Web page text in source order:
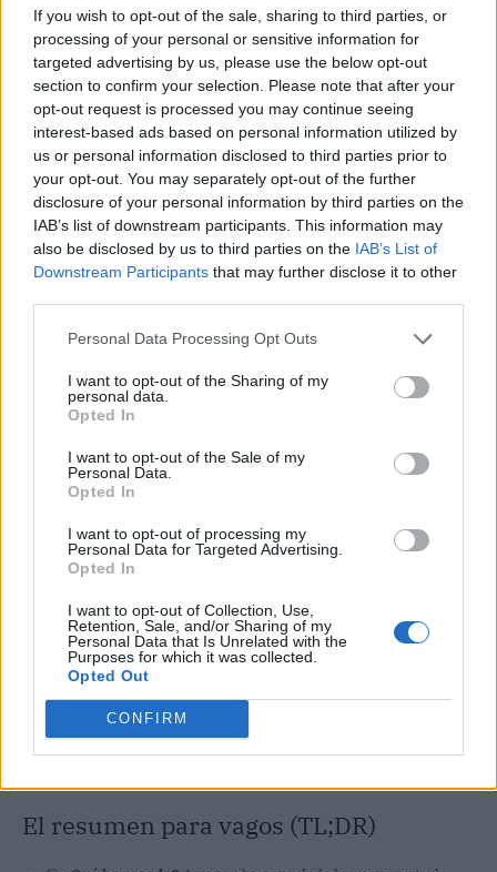
If you wish to opt-out of the sale, sharing to third parties, or
processing of your personal or sensitive information for
targeted advertising by us, please use the below opt-out
section to confirm your selection. Please note that after your
opt-out request is processed you may continue seeing
interest-based ads based on personal information utilized by
us or personal information disclosed to third parties prior to
your opt-out. You may separately opt-out of the further
disclosure of your personal information by third parties on the
IAB’s list of downstream participants. This information may
also be disclosed by us to third parties on the IAB’s List of
Downstream Participants that may further disclose it to other
Personal Data Processing Opt Outs
I want to opt-out of the Sharing of my
personal data.
Opted In
I want to opt-out of the Sale of my
Personal Data.
Opted In
I want to opt-out of processing my
Personal Data for Targeted Advertising.
Opted In
I want to opt-out of Collection, Use,
Retention, Sale, and/or Sharing of my
Personal Data that Is Unrelated with the
Purposes for which it was collected.
Opted Out
CONFIRM
antiguo. O tal vez encargue un Stargate con
cameos de influencers y bailes de TikTok. No
sería la primera sorpresa desagradable del año.
El resumen para vagos (TL;DR)